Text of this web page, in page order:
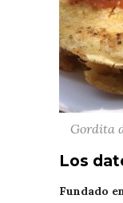
Gordita
Los
Fundado